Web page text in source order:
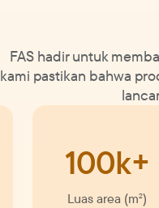
FAS hadir untuk
kami pastikan bahwa
100k+
Luas area (m2)